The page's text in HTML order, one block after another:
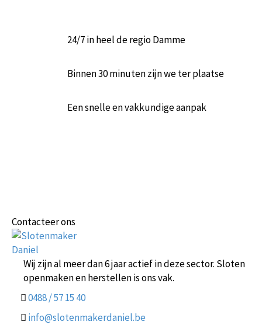
24/7 in heel de regio Damme
Binnen 30 minuten zijn we ter plaatse
Een snelle en vakkundige aanpak
Contacteer ons
Wij zijn al meer dan 6 jaar actief in deze sector. Sloten
openmaken en herstellen is ons vak.
0488 / 57 15 40
info@slotenmakerdaniel.be